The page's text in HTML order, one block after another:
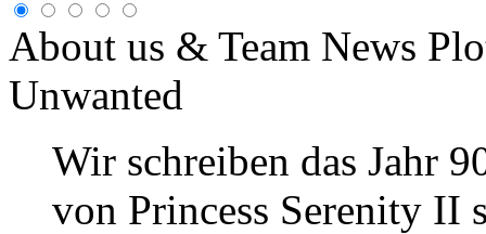
About us & Team News
Unwanted
Wir schreiben das Jahr
von Princess Serenity II